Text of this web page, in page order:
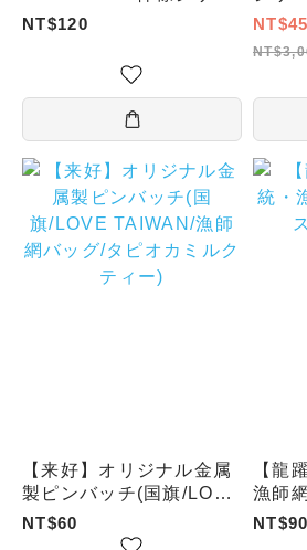
ズ／ブラインドボックス
NT$120
ール
セッ
【来好】オリジナル金属
製ピンバッチ(国旗/LOVE
TAIWAN/漁師網バッグ/
タピオカミルクティー)
NT$60
【龍
漁師
ーホ
NT$90